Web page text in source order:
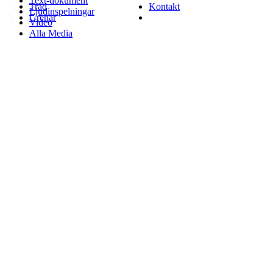
Ljudinspelningar
Video
Alla Media
Träd
Grenar
Kontakt